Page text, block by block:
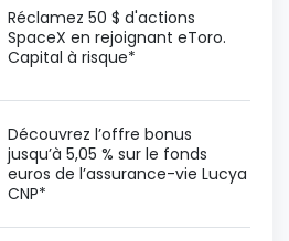
Réclamez 50 $ d'actions
SpaceX en rejoignant eToro.
Capital à risque*
Découvrez l’offre bonus
jusqu’à 5,05 % sur le fonds
euros de l’assurance-vie Lucya
CNP*